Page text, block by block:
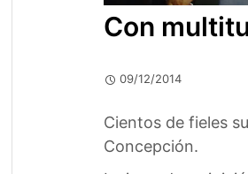
Con
09/12/2014
Cientos de fieles
Concepción.